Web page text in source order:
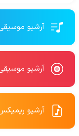
آرشیو
آرشیو
آرشیو